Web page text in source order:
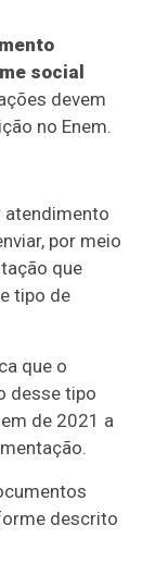
social
devem
no Enem.
atendimento
por meio
que
tipo de
que o
desse tipo
de 2021 a
descrito